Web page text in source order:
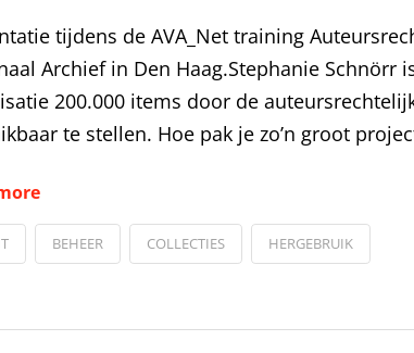
tijdens de AVA_Net training
Archief in Den Haag.Stephanie
200.000 items door de
te stellen. Hoe pak je zo’n groot
BEHEER COLLECTIES HERGEBRUIK